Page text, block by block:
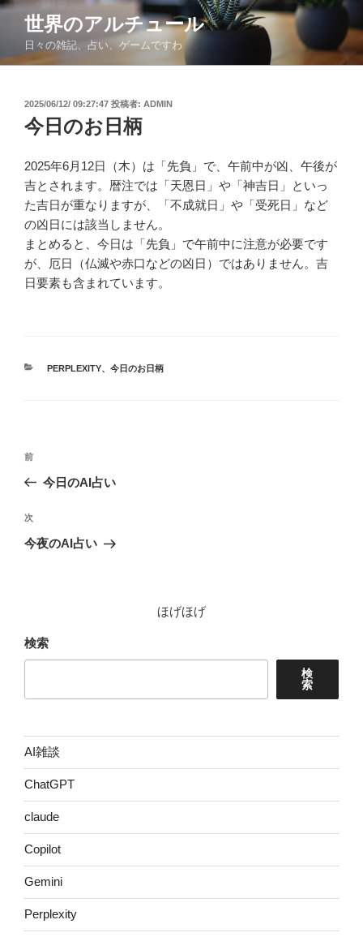
コ
ン
世界のアルチュール
日々の雑記、占い、ゲームですわ
投
稿
日:
2025/06/12/ 09:27:47 投稿者: ADMIN
今日のお日柄
2025年6月12日（木）は「先負」で、午前中が凶、午後が
吉とされます。暦注では「天恩日」や「神吉日」といっ
た吉日が重なりますが、「不成就日」や「受死日」など
の凶日には該当しません。
まとめると、今日は「先負」で午前中に注意が必要です
が、厄日（仏滅や赤口などの凶日）ではありません。吉
日要素も含まれています。
カ
PERPLEXITY、 今日のお日柄
投
ビ
ゲ
前
の
稿
前
今日のAI占い
次
の
次
今夜のAI占い
ほげほげ
検索
検
索
AI雑談
ChatGPT
claude
Copilot
Gemini
Perplexity